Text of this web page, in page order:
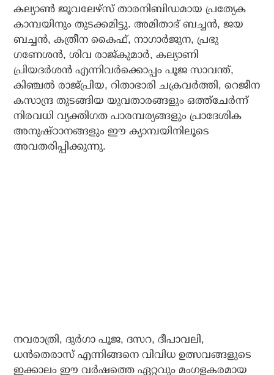
കല്യാണ്‍ ജൂവലേഴ്‌സ് താരനിബിഡമായ പ്രത്യേക
കാമ്പയിനും തുടക്കമിട്ടു. അമിതാഭ് ബച്ചന്‍, ജയ
ബച്ചന്‍, കത്രീന കൈഫ്, നാഗാര്‍ജുന, പ്രഭു
ഗണേശന്‍, ശിവ രാജ്കുമാര്‍, കല്യാണി
പ്രിയദര്‍ശന്‍ എന്നിവര്‍ക്കൊപ്പം പൂജ സാവന്ത്,
കിഞ്ചല്‍ രാജ്പ്രിയ, റിതാഭാരി ചക്രവര്‍ത്തി, റെജീന
കസാന്ദ്ര തുടങ്ങിയ യുവതാരങ്ങളും ഒത്ത്‌ചേര്‍ന്ന്
നിരവധി വ്യക്തിഗത പാരമ്പര്യങ്ങളും പ്രാദേശിക
അനുഷ്ഠാനങ്ങളും ഈ ക്യാമ്പയിനിലൂടെ
അവതരിപ്പിക്കുന്നു.
നവരാത്രി, ദുര്‍ഗാ പൂജ, ദസറ, ദീപാവലി,
ധന്‍തെരാസ് എന്നിങ്ങനെ വിവിധ ഉത്സവങ്ങളുടെ
ഇക്കാലം ഈ വര്‍ഷത്തെ ഏറ്റവും മംഗളകരമായ